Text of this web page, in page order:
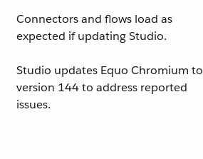
Connectors and flows load as
expected if updating Studio.
Studio updates Equo Chromium to
version 144 to address reported
issues.